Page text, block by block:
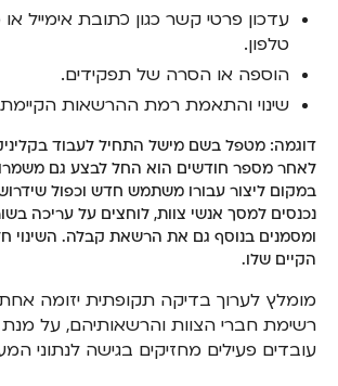
עדכון פרטי קשר כגון כתובת אימייל
טלפון.
הוספה או הסרה של תפקידים.
שינוי והתאמת רמת ההרשאות
דוגמה: מטפל בשם מישל התחיל לעבוד
לאחר מספר חודשים הוא החל לבצע גם
במקום ליצור עבורו משתמש חדש וכפול
נכנסים למסך אנשי צוות, לוחצים על עריכה
ומסמנים בנוסף גם את הרשאת קבלה. השינוי
הקיים שלו.
מומלץ לערוך בדיקה תקופתית יזומה
רשימת חברי הצוות והרשאותיהם, על
עובדים פעילים מחזיקים בגישה לנתוני